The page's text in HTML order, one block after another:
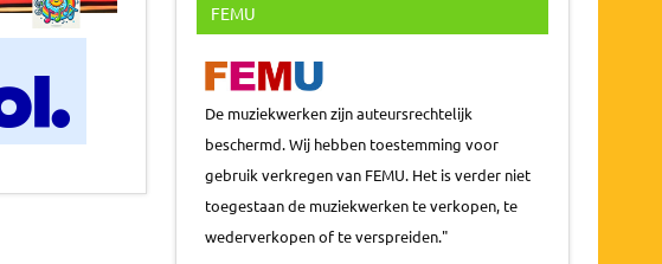
FEMU
De muziekwerken zijn auteursrechtelijk
beschermd. Wij hebben toestemming voor
gebruik verkregen van FEMU. Het is verder niet
toegestaan de muziekwerken te verkopen, te
wederverkopen of te verspreiden."